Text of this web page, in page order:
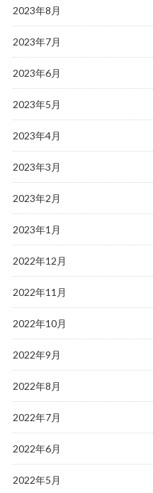
2023年8月
2023年7月
2023年6月
2023年5月
2023年4月
2023年3月
2023年2月
2023年1月
2022年12月
2022年11月
2022年10月
2022年9月
2022年8月
2022年7月
2022年6月
2022年5月